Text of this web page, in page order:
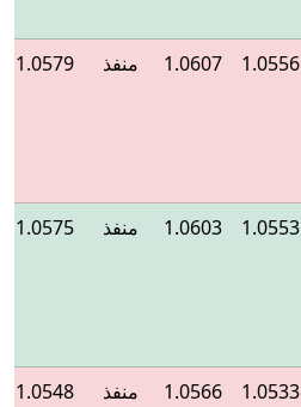
1.0556
1.0607 منفذ 1.0579
1.0553
1.0603 منفذ 1.0575
1.0533
1.0566 منفذ 1.0548